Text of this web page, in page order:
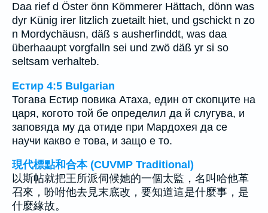
Daa rief d Öster önn Kömmerer Hättach, dönn was
dyr Künig irer litzlich zuetailt hiet, und gschickt n zo
n Mordychäusn, däß s ausherfinddt, was daa
überhaaupt vorgfalln sei und zwö däß yr si so
seltsam verhalteb.
Естир 4:5 Bulgarian
Тогава Естир повика Атаха, един от скопците на
царя, когото той бе определил да й слугува, и
заповяда му да отиде при Мардохея да се
научи какво е това, и защо е то.
現代標點和合本 (CUVMP Traditional)
以斯帖就把王所派伺候她的一個太監，名叫哈他革
召來，吩咐他去見末底改，要知道這是什麼事，是
什麼緣故。